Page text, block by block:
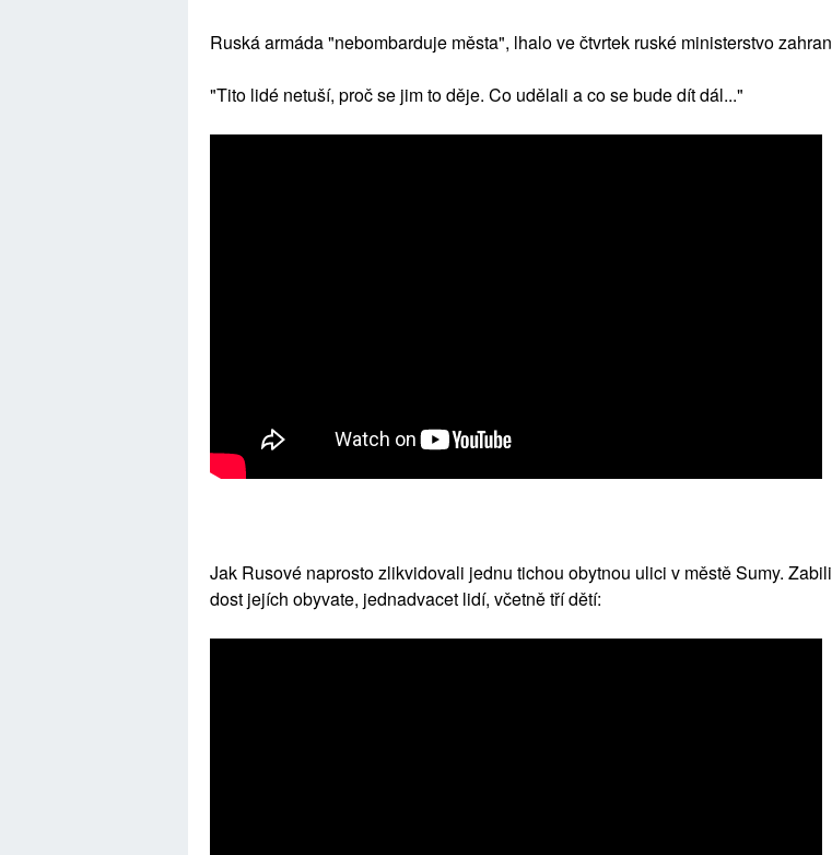
Ruská armáda "nebombarduje města", lhalo ve čtvrtek ruské ministerstvo
"Tito lidé netuší, proč se jim to děje. Co udělali a co se bude dít dál..."
Jak Rusové naprosto zlikvidovali jednu tichou obytnou ulici v městě Sumy.
dost jejích obyvate, jednadvacet lidí, včetně tří dětí: